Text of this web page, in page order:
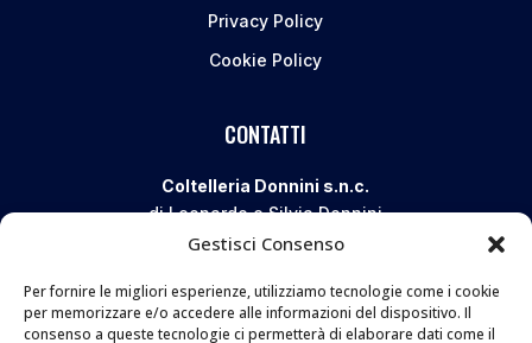
Gestisci Consenso
Per fornire le migliori esperienze, utilizziamo tecnologie come i cookie
per memorizzare e/o accedere alle informazioni del dispositivo. Il
consenso a queste tecnologie ci permetterà di elaborare dati come il
Privacy Policy
Cookie Policy
CONTATTI
Coltelleria Donnini s.n.c.
di Leonardo e Silvia Donnini
Via Giovanni Lanza, 70 – 50136 FIRENZE
Telefono e WhatsApp:055 661 438
Email: info@donninicoltelleria.it